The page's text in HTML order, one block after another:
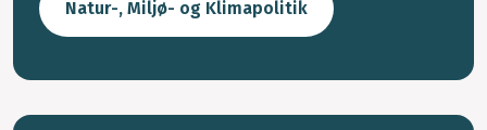
Natur-, Miljø- og Klimapolitik